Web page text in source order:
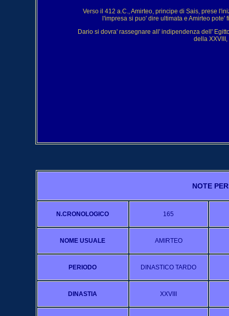
Verso il 412 a.C., Amirteo, principe di Sais, prese
l'impresa si puo' dire ultimata e Amirteo
Dario si dovra' rassegnare all' indipendenza dell'
della
NOTE
N.CRONOLOGICO 165
NOME USUALE AMIRTEO
PERIODO DINASTICO TARDO
DINASTIA XXVIII